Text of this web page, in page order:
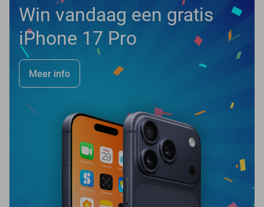
Win vandaag een gratis
iPhone 17 Pro
Meer info